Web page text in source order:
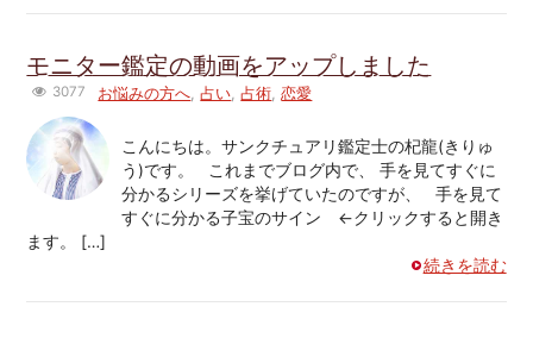
モニター鑑定の動画をアップしました
3077 お悩みの方へ ,占い ,占術 ,恋愛
こんにちは。サンクチュアリ鑑定士の杞龍(きりゅ
う)です。 これまでブログ内で、 手を見てすぐに
分かるシリーズを挙げていたのですが、 手を見て
すぐに分かる子宝のサイン ←クリックすると開き
ます。 […]
続きを読む